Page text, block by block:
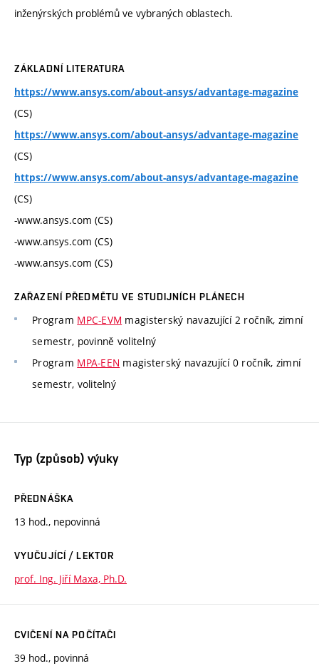
inženýrských problémů ve vybraných oblastech.
ZÁKLADNÍ LITERATURA
https://www.ansys.com/about-ansys/advantage-magazine
(CS)
https://www.ansys.com/about-ansys/advantage-magazine
(CS)
https://www.ansys.com/about-ansys/advantage-magazine
(CS)
-www.ansys.com (CS)
-www.ansys.com (CS)
-www.ansys.com (CS)
ZAŘAZENÍ PŘEDMĚTU VE STUDIJNÍCH PLÁNECH
Program MPC-EVM magisterský navazující 2 ročník, zimní
semestr, povinně volitelný
Program MPA-EEN magisterský navazující 0 ročník, zimní
semestr, volitelný
Typ (způsob) výuky
PŘEDNÁŠKA
13 hod., nepovinná
VYUČUJÍCÍ / LEKTOR
prof. Ing. Jiří Maxa, Ph.D.
CVIČENÍ NA POČÍTAČI
39 hod., povinná